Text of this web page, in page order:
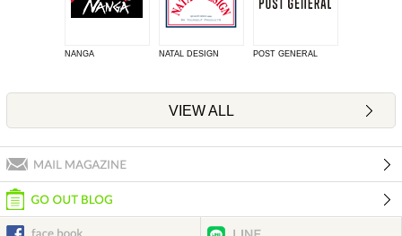
NANGA NATAL DESIGN POST GENERAL
VIEW ALL